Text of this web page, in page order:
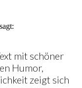
sagt:
mit schöner
Humor,
zeigt sich